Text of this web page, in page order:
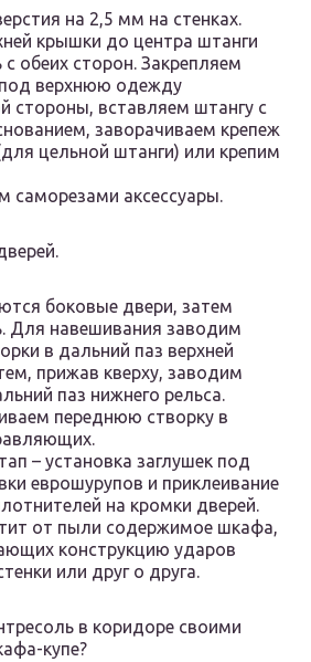
на 2,5 мм на стенках.
крышки до центра штанги
обеих сторон. Закрепляем
верхнюю одежду
стороны, вставляем штангу с
заворачиваем крепеж
цельной штанги) или крепим
саморезами аксессуары.
боковые двери, затем
Для навешивания заводим
в дальний паз верхней
прижав кверху, заводим
паз нижнего рельса.
переднюю створку в
– установка заглушек под
еврошурупов и приклеивание
на кромки дверей.
от пыли содержимое шкафа,
конструкцию ударов
или друг о друга.
в коридоре своими
купе?